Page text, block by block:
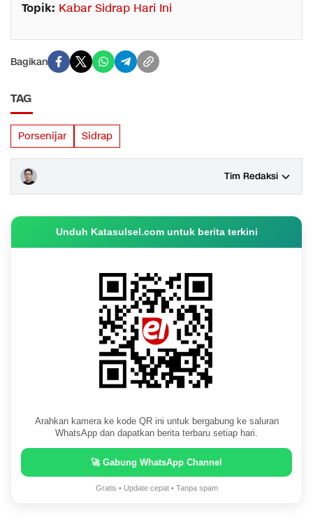
Topik: Kabar Sidrap Hari Ini
Bagikan
TAG
Porsenijar Sidrap
Tim Redaksi
Unduh Katasulsel.com untuk berita terkini
Arahkan kamera ke kode QR ini untuk bergabung ke saluran
WhatsApp dan dapatkan berita terbaru setiap hari.
🚀 Gabung WhatsApp Channel
Gratis • Update cepat • Tanpa spam